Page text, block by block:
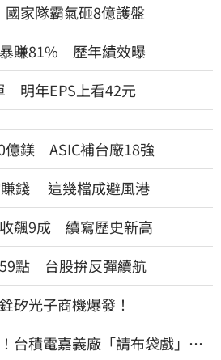
家隊霸氣砸8億護盤
賺81% 歷年績效曝
明年EPS上看42元
億鎂 ASIC補台廠18強
賺錢 這幾檔成避風港
收飆9成 續寫歷史新高
點 台股拚反彈續航
光子商機爆發！
台積電嘉義廠「請布袋戲」原